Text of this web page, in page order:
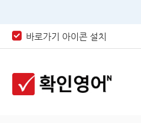
바로가기 아이콘 설치